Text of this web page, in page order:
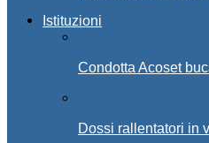
Istituzioni
Condotta Acoset
Dossi rallentatori in